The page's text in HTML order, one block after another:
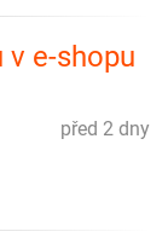
v e-shopu
před 2 dny